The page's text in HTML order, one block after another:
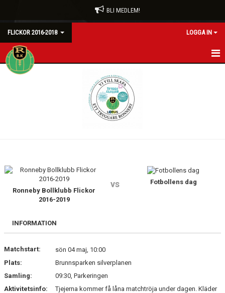
BLI MEDLEM!
FLICKOR 2016-2018 LOGGA IN
HEM
BILDGALLERI
DOKUMENT
KONTAKT
Ronneby Bollklubb Flickor
2016-2019
vs Fotbollens dag
INFORMATION
Matchstart:
sön 04 maj, 10:00
Plats:
Brunnsparken silverplanen
Samling:
09:30, Parkeringen
Aktivitetsinfo:
Tjejerna kommer få låna matchtröja under dagen. Kläder